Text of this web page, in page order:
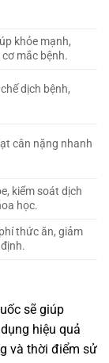
khỏe mạnh,
mắc bệnh.
dịch bệnh,
cân nặng nhanh
kiểm soát dịch
học.
thức ăn, giảm
sẽ giúp
hiệu quả
và thời điểm sử